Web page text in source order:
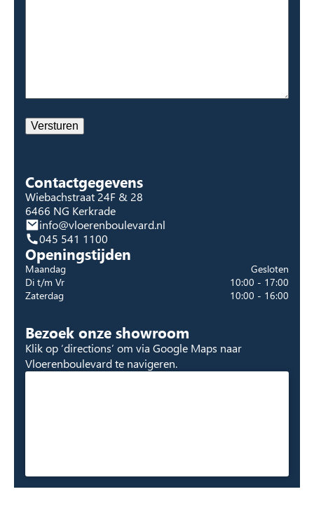
Versturen
Contactgegevens
Wiebachstraat 24F & 28
6466 NG Kerkrade
info@vloerenboulevard.nl
045 541 1100
Openingstijden
Maandag
Gesloten
Di t/m Vr
10:00 - 17:00
Zaterdag
10:00 - 16:00
Bezoek onze showroom
Klik op ‘directions’ om via Google Maps naar
Vloerenboulevard te navigeren.